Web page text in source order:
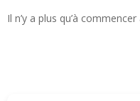
Il n’y a plus qu’à